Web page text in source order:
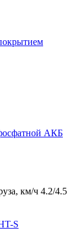
АКБ
км/ч 4.2/4.5
S